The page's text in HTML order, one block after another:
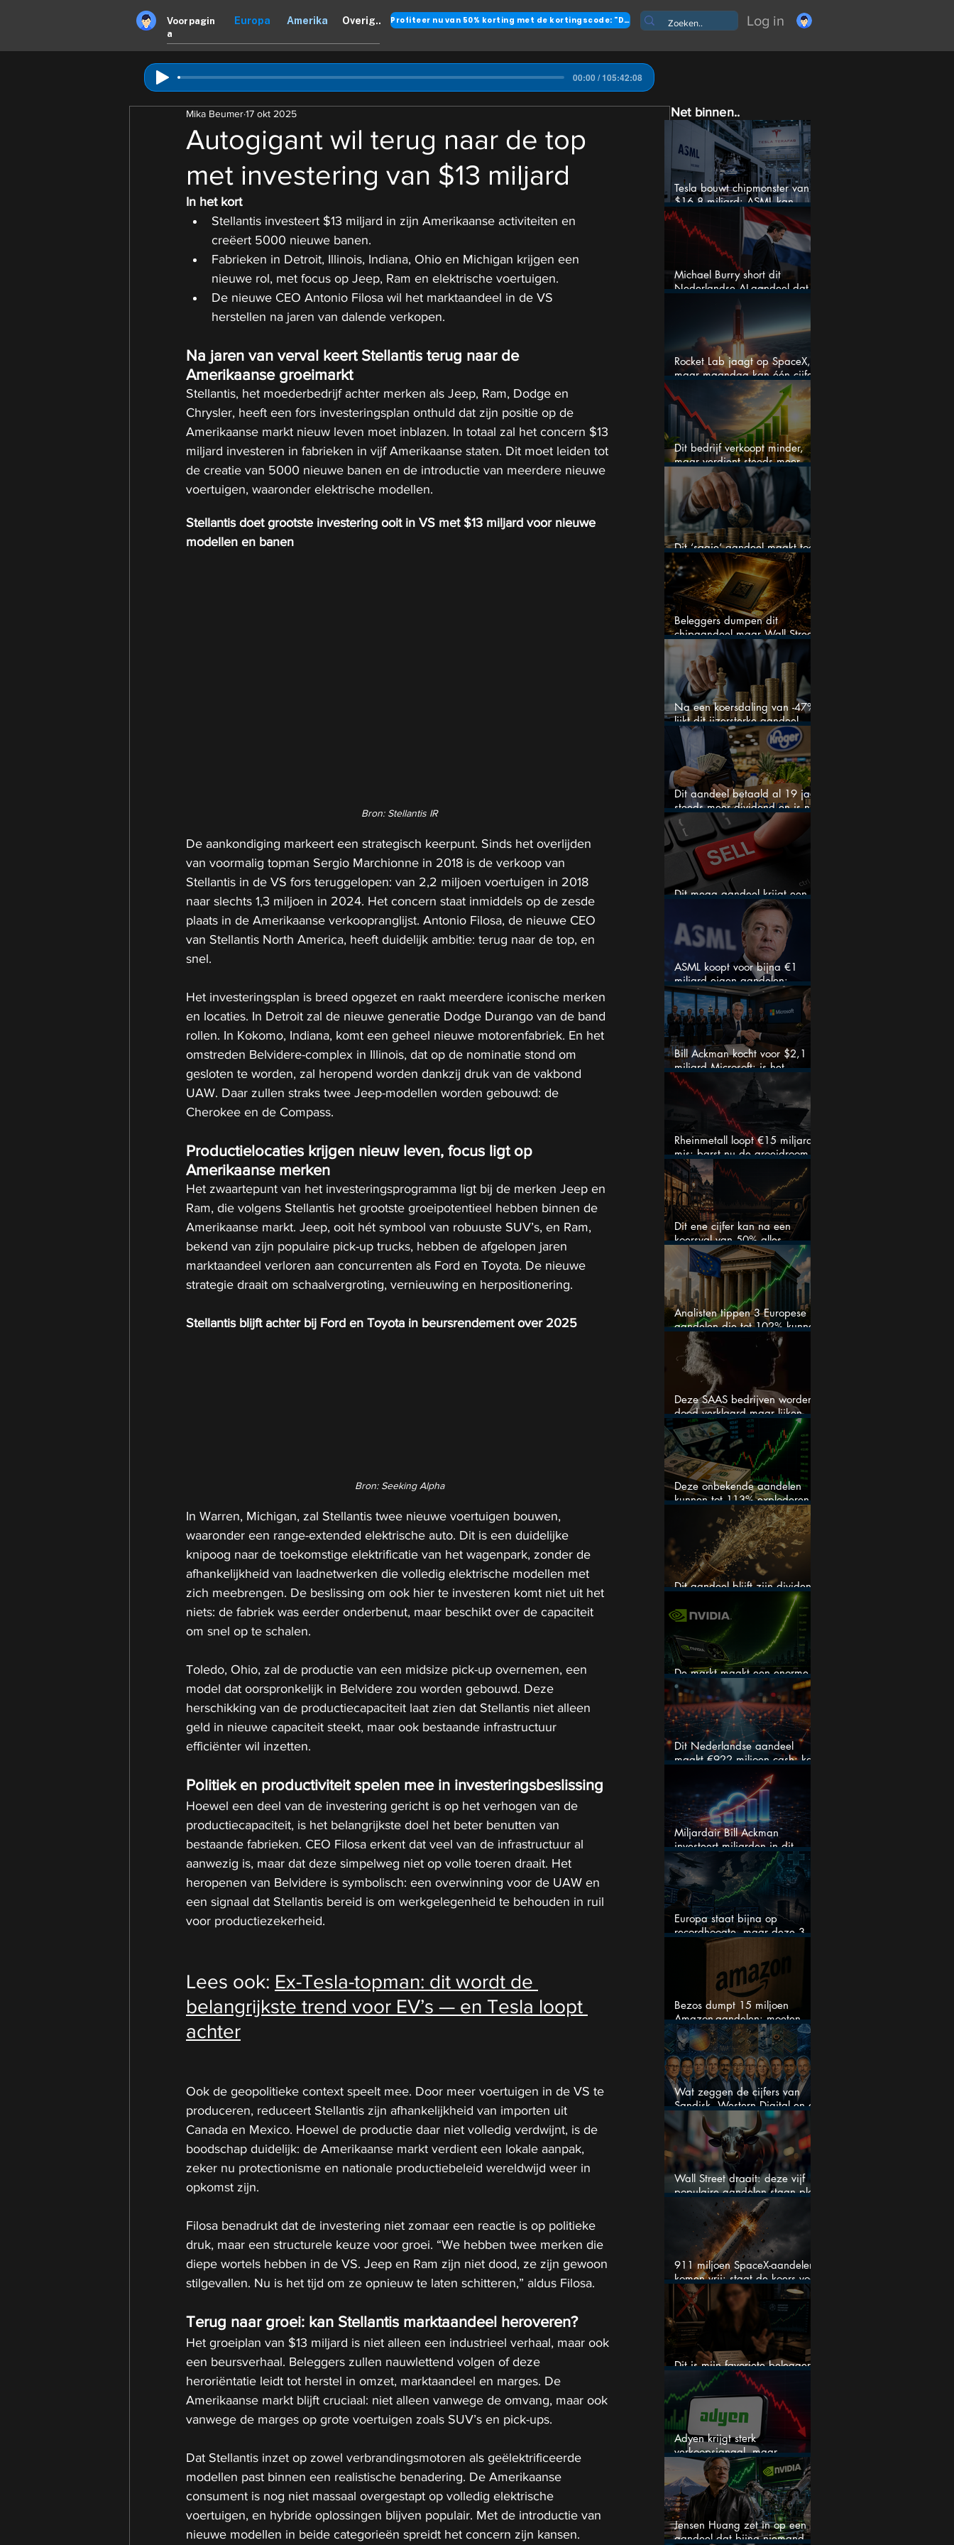
Voorpagin
a
Europa Amerika Overig.. Profiteer nu van 50% korting met de kortingscode: "DANK" Log in
00:00 / 105:42:08
Autogigant wil terug naar de top
met investering van $13 miljard
Mika Beumer17 okt 2025
In het kort
Stellantis investeert $13 miljard in zijn Amerikaanse activiteiten en
creëert 5000 nieuwe banen.
Fabrieken in Detroit, Illinois, Indiana, Ohio en Michigan krijgen een
nieuwe rol, met focus op Jeep, Ram en elektrische voertuigen.
De nieuwe CEO Antonio Filosa wil het marktaandeel in de VS
herstellen na jaren van dalende verkopen.
Na jaren van verval keert Stellantis terug naar de
Amerikaanse groeimarkt
Stellantis, het moederbedrijf achter merken als Jeep, Ram, Dodge en
Chrysler, heeft een fors investeringsplan onthuld dat zijn positie op de
Amerikaanse markt nieuw leven moet inblazen. In totaal zal het concern $13
miljard investeren in fabrieken in vijf Amerikaanse staten. Dit moet leiden tot
de creatie van 5000 nieuwe banen en de introductie van meerdere nieuwe
voertuigen, waaronder elektrische modellen.
Stellantis doet grootste investering ooit in VS met $13 miljard voor nieuwe
modellen en banen
Bron: Stellantis IR
De aankondiging markeert een strategisch keerpunt. Sinds het overlijden
van voormalig topman Sergio Marchionne in 2018 is de verkoop van
Stellantis in de VS fors teruggelopen: van 2,2 miljoen voertuigen in 2018
naar slechts 1,3 miljoen in 2024. Het concern staat inmiddels op de zesde
plaats in de Amerikaanse verkoopranglijst. Antonio Filosa, de nieuwe CEO
van Stellantis North America, heeft duidelijk ambitie: terug naar de top, en
snel.
Het investeringsplan is breed opgezet en raakt meerdere iconische merken
en locaties. In Detroit zal de nieuwe generatie Dodge Durango van de band
rollen. In Kokomo, Indiana, komt een geheel nieuwe motorenfabriek. En het
omstreden Belvidere-complex in Illinois, dat op de nominatie stond om
gesloten te worden, zal heropend worden dankzij druk van de vakbond
UAW. Daar zullen straks twee Jeep-modellen worden gebouwd: de
Cherokee en de Compass.
Productielocaties krijgen nieuw leven, focus ligt op
Amerikaanse merken
Het zwaartepunt van het investeringsprogramma ligt bij de merken Jeep en
Ram, die volgens Stellantis het grootste groeipotentieel hebben binnen de
Amerikaanse markt. Jeep, ooit hét symbool van robuuste SUV’s, en Ram,
bekend van zijn populaire pick-up trucks, hebben de afgelopen jaren
marktaandeel verloren aan concurrenten als Ford en Toyota. De nieuwe
strategie draait om schaalvergroting, vernieuwing en herpositionering.
Stellantis blijft achter bij Ford en Toyota in beursrendement over 2025
Bron: Seeking Alpha
In Warren, Michigan, zal Stellantis twee nieuwe voertuigen bouwen,
waaronder een range-extended elektrische auto. Dit is een duidelijke
knipoog naar de toekomstige elektrificatie van het wagenpark, zonder de
afhankelijkheid van laadnetwerken die volledig elektrische modellen met
zich meebrengen. De beslissing om ook hier te investeren komt niet uit het
niets: de fabriek was eerder onderbenut, maar beschikt over de capaciteit
om snel op te schalen.
Toledo, Ohio, zal de productie van een midsize pick-up overnemen, een
model dat oorspronkelijk in Belvidere zou worden gebouwd. Deze
herschikking van de productiecapaciteit laat zien dat Stellantis niet alleen
geld in nieuwe capaciteit steekt, maar ook bestaande infrastructuur
efficiënter wil inzetten.
Politiek en productiviteit spelen mee in investeringsbeslissing
Hoewel een deel van de investering gericht is op het verhogen van de
productiecapaciteit, is het belangrijkste doel het beter benutten van
bestaande fabrieken. CEO Filosa erkent dat veel van de infrastructuur al
aanwezig is, maar dat deze simpelweg niet op volle toeren draait. Het
heropenen van Belvidere is symbolisch: een overwinning voor de UAW en
een signaal dat Stellantis bereid is om werkgelegenheid te behouden in ruil
voor productiezekerheid.
Lees ook: Ex-Tesla-topman: dit wordt de
belangrijkste trend voor EV’s — en Tesla loopt
achter
Ook de geopolitieke context speelt mee. Door meer voertuigen in de VS te
produceren, reduceert Stellantis zijn afhankelijkheid van importen uit
Canada en Mexico. Hoewel de productie daar niet volledig verdwijnt, is de
boodschap duidelijk: de Amerikaanse markt verdient een lokale aanpak,
zeker nu protectionisme en nationale productiebeleid wereldwijd weer in
opkomst zijn.
Filosa benadrukt dat de investering niet zomaar een reactie is op politieke
druk, maar een structurele keuze voor groei. “We hebben twee merken die
diepe wortels hebben in de VS. Jeep en Ram zijn niet dood, ze zijn gewoon
stilgevallen. Nu is het tijd om ze opnieuw te laten schitteren,” aldus Filosa.
Terug naar groei: kan Stellantis marktaandeel heroveren?
Het groeiplan van $13 miljard is niet alleen een industrieel verhaal, maar ook
een beursverhaal. Beleggers zullen nauwlettend volgen of deze
heroriëntatie leidt tot herstel in omzet, marktaandeel en marges. De
Amerikaanse markt blijft cruciaal: niet alleen vanwege de omvang, maar ook
vanwege de marges op grote voertuigen zoals SUV’s en pick-ups.
Dat Stellantis inzet op zowel verbrandingsmotoren als geëlektrificeerde
modellen past binnen een realistische benadering. De Amerikaanse
consument is nog niet massaal overgestapt op volledig elektrische
voertuigen, en hybride oplossingen blijven populair. Met de introductie van
nieuwe modellen in beide categorieën spreidt het concern zijn kansen.
Net binnen..
Tesla bouwt chipmonster van
$16,8 miljard: ASML kan
grote winnaar worden
Michael Burry short dit
Nederlandse AI-aandeel dat
Rocket Lab jaagt op SpaceX,
maar maandag kan één cijfer
de droom doorprikken?
Dit bedrijf verkoopt minder,
maar verdient steeds meer —
hoe lang kan dit sprookje
doorgaan?
Dit ‘saaie’ aandeel maakt toch
bizar veel winst
Beleggers dumpen dit
chipaandeel maar Wall Street
ziet een zeldzame koopkans
Na een koersdaling van -47%
lijkt dit ijzersterke aandeel
aantrekkelijker dan ooit
Dit aandeel betaald al 19 jaar
steeds meer dividend en is nu
goedkoop
Dit mega aandeel krijgt een
zeldzaam verkoopadvies
ASML koopt voor bijna €1
miljard eigen aandelen:
slimme zet of dure timing?
Bill Ackman kocht voor $2,1
miljard Microsoft: is het
aandeel na de koerssprong
nog aantrekkelijk?
Rheinmetall loopt €15 miljard
mis: barst nu de groeidroom
van het defensiebedrijf?
Dit ene cijfer kan na een
koersval van 50% alles
veranderen
Analisten tippen 3 Europese
aandelen die tot 102% kunnen
stijgen
Deze SAAS bedrijven worden
dood verklaard maar lijken
springlevend
Deze onbekende aandelen
kunnen tot 113% exploderen
(één springt eruit)
Dit aandeel blijft zijn dividend
verhogen, wat er ook gebeurt
De markt maakt een enorme
fout bij Nvidia
Dit Nederlandse aandeel
maakt €922 miljoen cash: kan
dit dividendaandeel blijven
Miljardair Bill Ackman
investeert miljarden in dit
techaandeel
Europa staat bijna op
recordhoogte, maar deze 3
sectoren vallen nu op
Bezos dumpt 15 miljoen
Amazon-aandelen: moeten
beleggers zich zorgen maken?
Wat zeggen de cijfers van
Sandisk, Western Digital en de
AI-Infrastructuur aandelen mij
werkelijk
Wall Street draait: deze vijf
populaire aandelen staan plots
onder spanning
911 miljoen SpaceX-aandelen
komen vrij: staat de koers voor
een nieuwe crash?
Dit is mijn favoriete belegger…
en het is niet Warren Buffett
Adyen krijgt sterk
verkoopsignaal, maar
analisten zien juist een
koopkans
Jensen Huang zet in op een
aandeel dat bijna niemand